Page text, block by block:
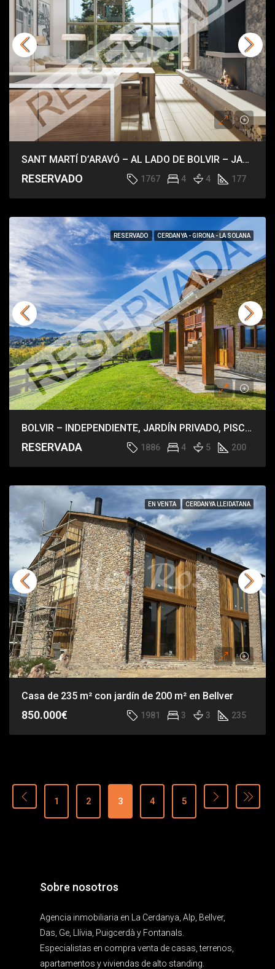
SANT MARTÍ D’ARAVÓ – AL LADO DE BOLVIR – JARDÍN Y PISCINA
RESERVADO 1767 4 4 177
RESERVADO CERDANYA - GIRONA - LA SOLANA
BOLVIR – INDEPENDIENTE, JARDÍN PRIVADO, PISCINA
RESERVADA 1886 4 5 200
EN VENTA CERDANYA LLEIDATANA
Casa de 235 m² con jardín de 200 m² en Bellver
850.000€ 1981 3 3 235
1 2 3 4 5
Sobre nosotros
Agencia inmobiliaria en La Cerdanya, Alp, Bellver,
Das, Ge, Llívia, Puigcerdà y Fontanals.
Especialistas en compra venta de casas, terrenos,
apartamentos y viviendas de alto standing.